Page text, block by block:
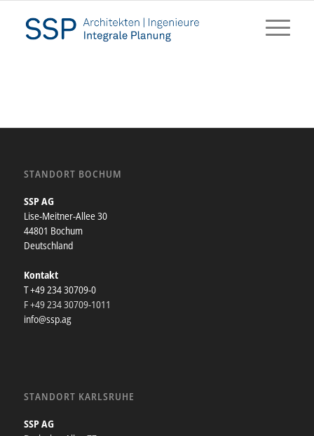
STANDORT BOCHUM
SSP AG
Lise-Meitner-Allee 30
44801 Bochum
Deutschland
Kontakt
T +49 234 30709-0
F +49 234 30709-1011
info@ssp.ag
STANDORT KARLSRUHE
SSP AG